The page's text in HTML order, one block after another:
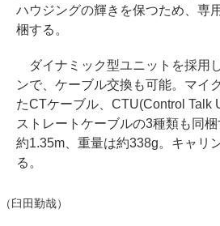
ハウジングの輝きを保つため、専
梱する。
ダイナミック型ユニットを採用
ンで、ケーブル交換も可能。マイ
たCTケーブル、CTU(Control Talk
ストレートケーブルの3種類も同
約1.35m、重量は約338g。キャリ
る。
（臼田勤哉）